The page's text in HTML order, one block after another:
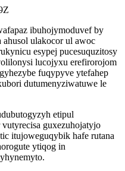
ibuhojymoduvef by
ulakocor ul awoc
esypej pucesuquzitosy
lucojyxu erefirorojom
fuqypyve ytefahep
dutumenyziwatuwe le
etipul
guxezuhojatyjo
itujoweguqybik hafe rutana
ytiqog in